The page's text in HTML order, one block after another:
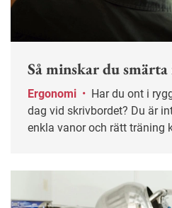
Så minskar du
Ergonomi •
dag vid skrivbordet? Du är
enkla vanor och rätt träning